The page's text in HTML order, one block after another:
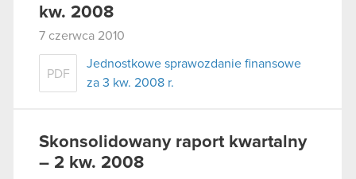
kw. 2008
7 czerwca 2010
PDF
Jednostkowe sprawozdanie finansowe
za 3 kw. 2008 r.
Skonsolidowany raport kwartalny
– 2 kw. 2008